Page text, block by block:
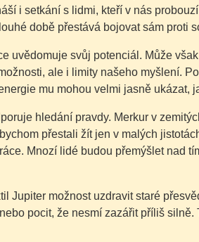
i setkání s lidmi, kteří v nás
době přestává bojovat sám proti
uvědomuje svůj potenciál. Může
ale i limity našeho myšlení.
mu mohou velmi jasně ukázat,
hledání pravdy. Merkur v
přestali žít jen v malých
Mnozí lidé budou přemýšlet nad
Jupiter možnost uzdravit staré
pocit, že nesmí zazářit příliš